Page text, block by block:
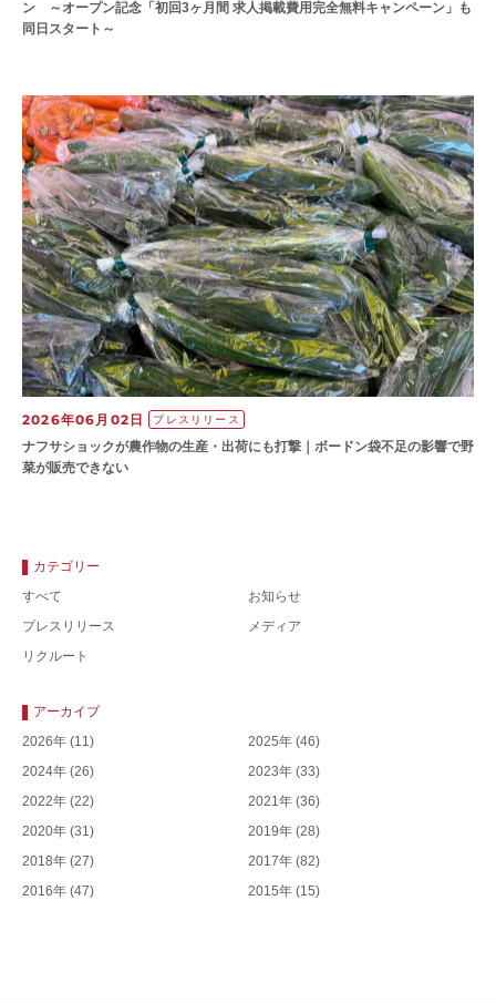
ン ～オープン記念「初回3ヶ月間 求人掲載費用完全無料キャンペーン」も
同日スタート～
2026年06月02日 プレスリリース
ナフサショックが農作物の⽣産・出荷にも打撃｜ボードン袋不⾜の影響で野
菜が販売できない
カテゴリー
すべて
お知らせ
プレスリリース
メディア
リクルート
アーカイブ
2026年 (11) 2025年 (46)
2024年 (26) 2023年 (33)
2022年 (22) 2021年 (36)
2020年 (31) 2019年 (28)
2018年 (27) 2017年 (82)
2016年 (47) 2015年 (15)